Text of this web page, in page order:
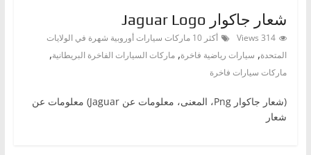
شعار جاكوار Jaguar Logo
314 Views
أكثر 10 ماركات سيارات أوروبية شهرة في الولايات
المتحدة, سيارات رياضية فاخرة, ماركات السيارات الفاخرة البريطانية,
ماركات سيارات فاخرة
(شعار جاكوار Png، المعنى، معلومات عن Jaguar) معلومات عن
شعار